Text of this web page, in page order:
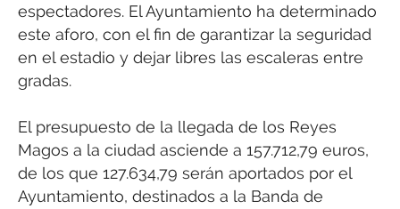
espectadores. El Ayuntamiento ha determinado
este aforo, con el fin de garantizar la seguridad
en el estadio y dejar libres las escaleras entre
gradas.
El presupuesto de la llegada de los Reyes
Magos a la ciudad asciende a 157.712,79 euros,
de los que 127.634,79 serán aportados por el
Ayuntamiento, destinados a la Banda de